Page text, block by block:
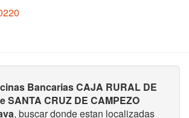
Bancarias CAJA RURAL DE
SANTA CRUZ DE CAMPEZO
, buscar donde estan localizadas